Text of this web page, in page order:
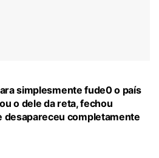
simplesmente fude0 o país
o dele da reta, fechou
desapareceu completamente